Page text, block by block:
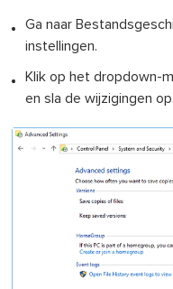
Ga naar
instellingen.
Klik op het dropdown-
en sla de wijzigingen op.